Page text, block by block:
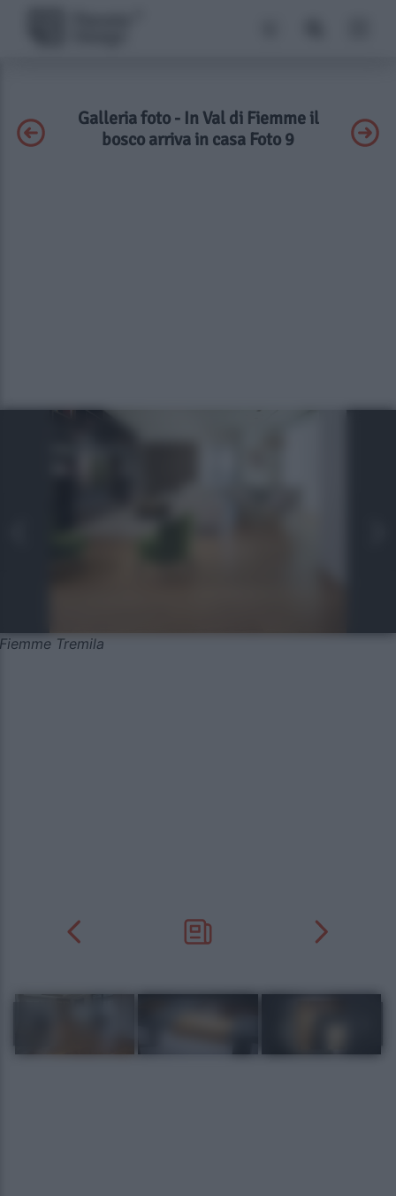
Galleria foto - In Val di Fiemme il
bosco arriva in casa Foto 9
Fiemme Tremila